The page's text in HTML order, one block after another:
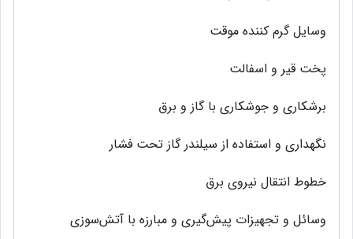
وسایل‌ گرم کننده موقت‌
پخت‌ قیر و اسفالت‌
برشکاری‌ و جوشکاری‌ با گاز و برق
نگهداری‌ و استفاده از سیلندر گاز تحت‌ فشار
خطوط انتقال نیروی‌ برق
وسائل‌ و تجهیزات پیش‌گیری‌ و مبارزه با آتش‌سوزی‌